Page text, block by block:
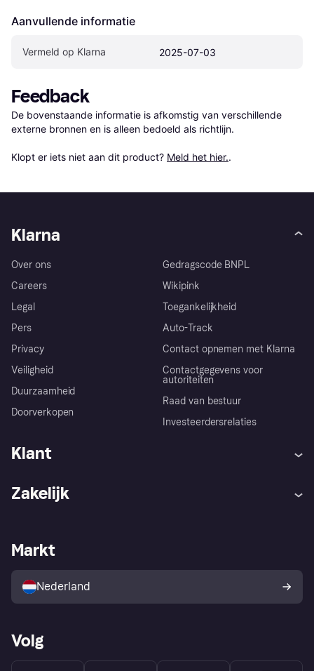
Aanvullende informatie
Vermeld op Klarna 2025-07-03
Feedback
De bovenstaande informatie is afkomstig van verschillende
externe bronnen en is alleen bedoeld als richtlijn.
Klopt er iets niet aan dit product? Meld het hier..
Klarna
Over ons
Careers
Legal
Pers
Privacy
Veiligheid
Duurzaamheid
Doorverkopen
Gedragscode BNPL
Wikipink
Toegankelijkheid
Auto-Track
Contact opnemen met Klarna
Contactgegevens voor
autoriteiten
Raad van bestuur
Investeerdersrelaties
Klant
Winkeloverzicht
Kopersbescherming voor
consumenten
Zakelijk
Zakelijke login
Markt
Nederland
Volg